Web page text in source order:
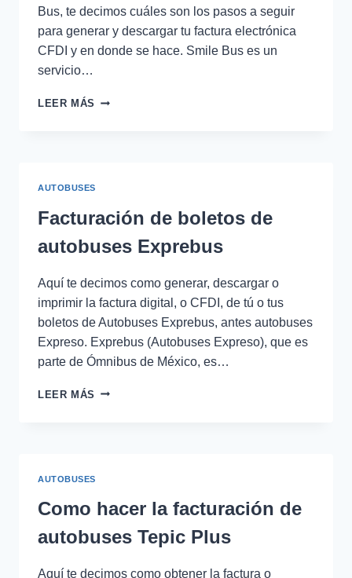
Bus, te decimos cuáles son los pasos a seguir
para generar y descargar tu factura electrónica
CFDI y en donde se hace. Smile Bus es un
servicio…
LEER MÁS COMO
BUS
AUTOBUSES
Facturación de boletos de
autobuses Exprebus
Aquí te decimos como generar, descargar o
imprimir la factura digital, o CFDI, de tú o tus
boletos de Autobuses Exprebus, antes autobuses
Expreso. Exprebus (Autobuses Expreso), que es
parte de Ómnibus de México, es…
LEER MÁS FACTURACIÓN
AUTOBUSES
Como hacer la facturación de
autobuses Tepic Plus
Aquí te decimos como obtener la factura o